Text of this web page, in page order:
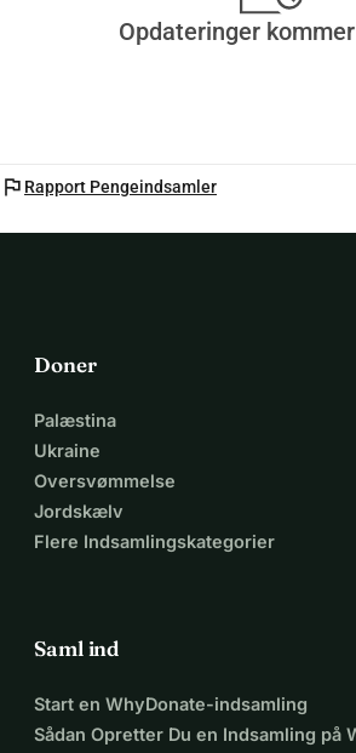
Opdateringer
flag Rapport Pengeindsamler
Doner
Palæstina
Ukraine
Oversvømmelse
Jordskælv
Flere Indsamlingskategorier
Saml ind
Start en WhyDonate-indsamling
Sådan Opretter Du en Indsamling på